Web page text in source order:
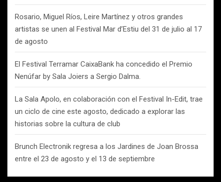
Rosario, Miguel Ríos, Leire Martínez y otros grandes
artistas se unen al Festival Mar d’Estiu del 31 de julio al 17
de agosto
El Festival Terramar CaixaBank ha concedido el Premio
Nenúfar by Sala Joiers a Sergio Dalma.
La Sala Apolo, en colaboración con el Festival In-Edit, trae
un ciclo de cine este agosto, dedicado a explorar las
historias sobre la cultura de club
Brunch Electronik regresa a los Jardines de Joan Brossa
entre el 23 de agosto y el 13 de septiembre